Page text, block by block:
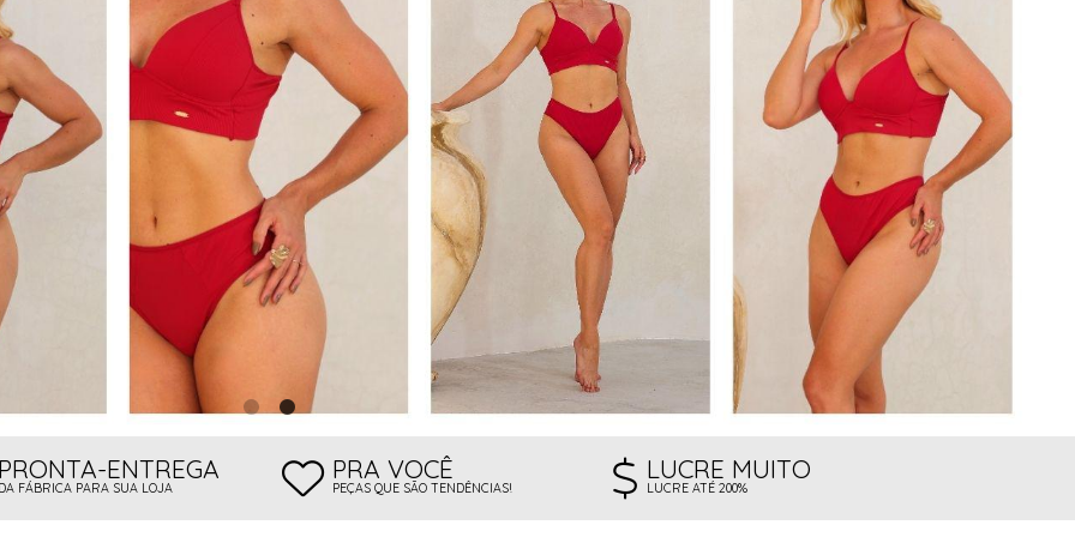
PRONTA-ENTREGA
DA FÁBRICA PARA SUA LOJA
PRA VOCÊ
PEÇAS QUE SÃO TENDÊNCIAS!
LUCRE MUITO
LUCRE ATÉ 200%